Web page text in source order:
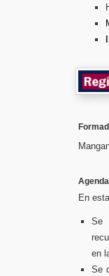
Agenda
En
Se
en
Se